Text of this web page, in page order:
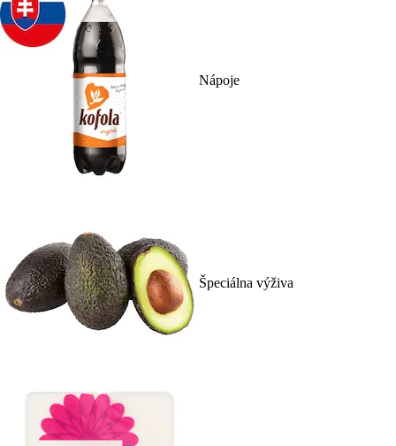
Nápoje
Špeciálna výživa